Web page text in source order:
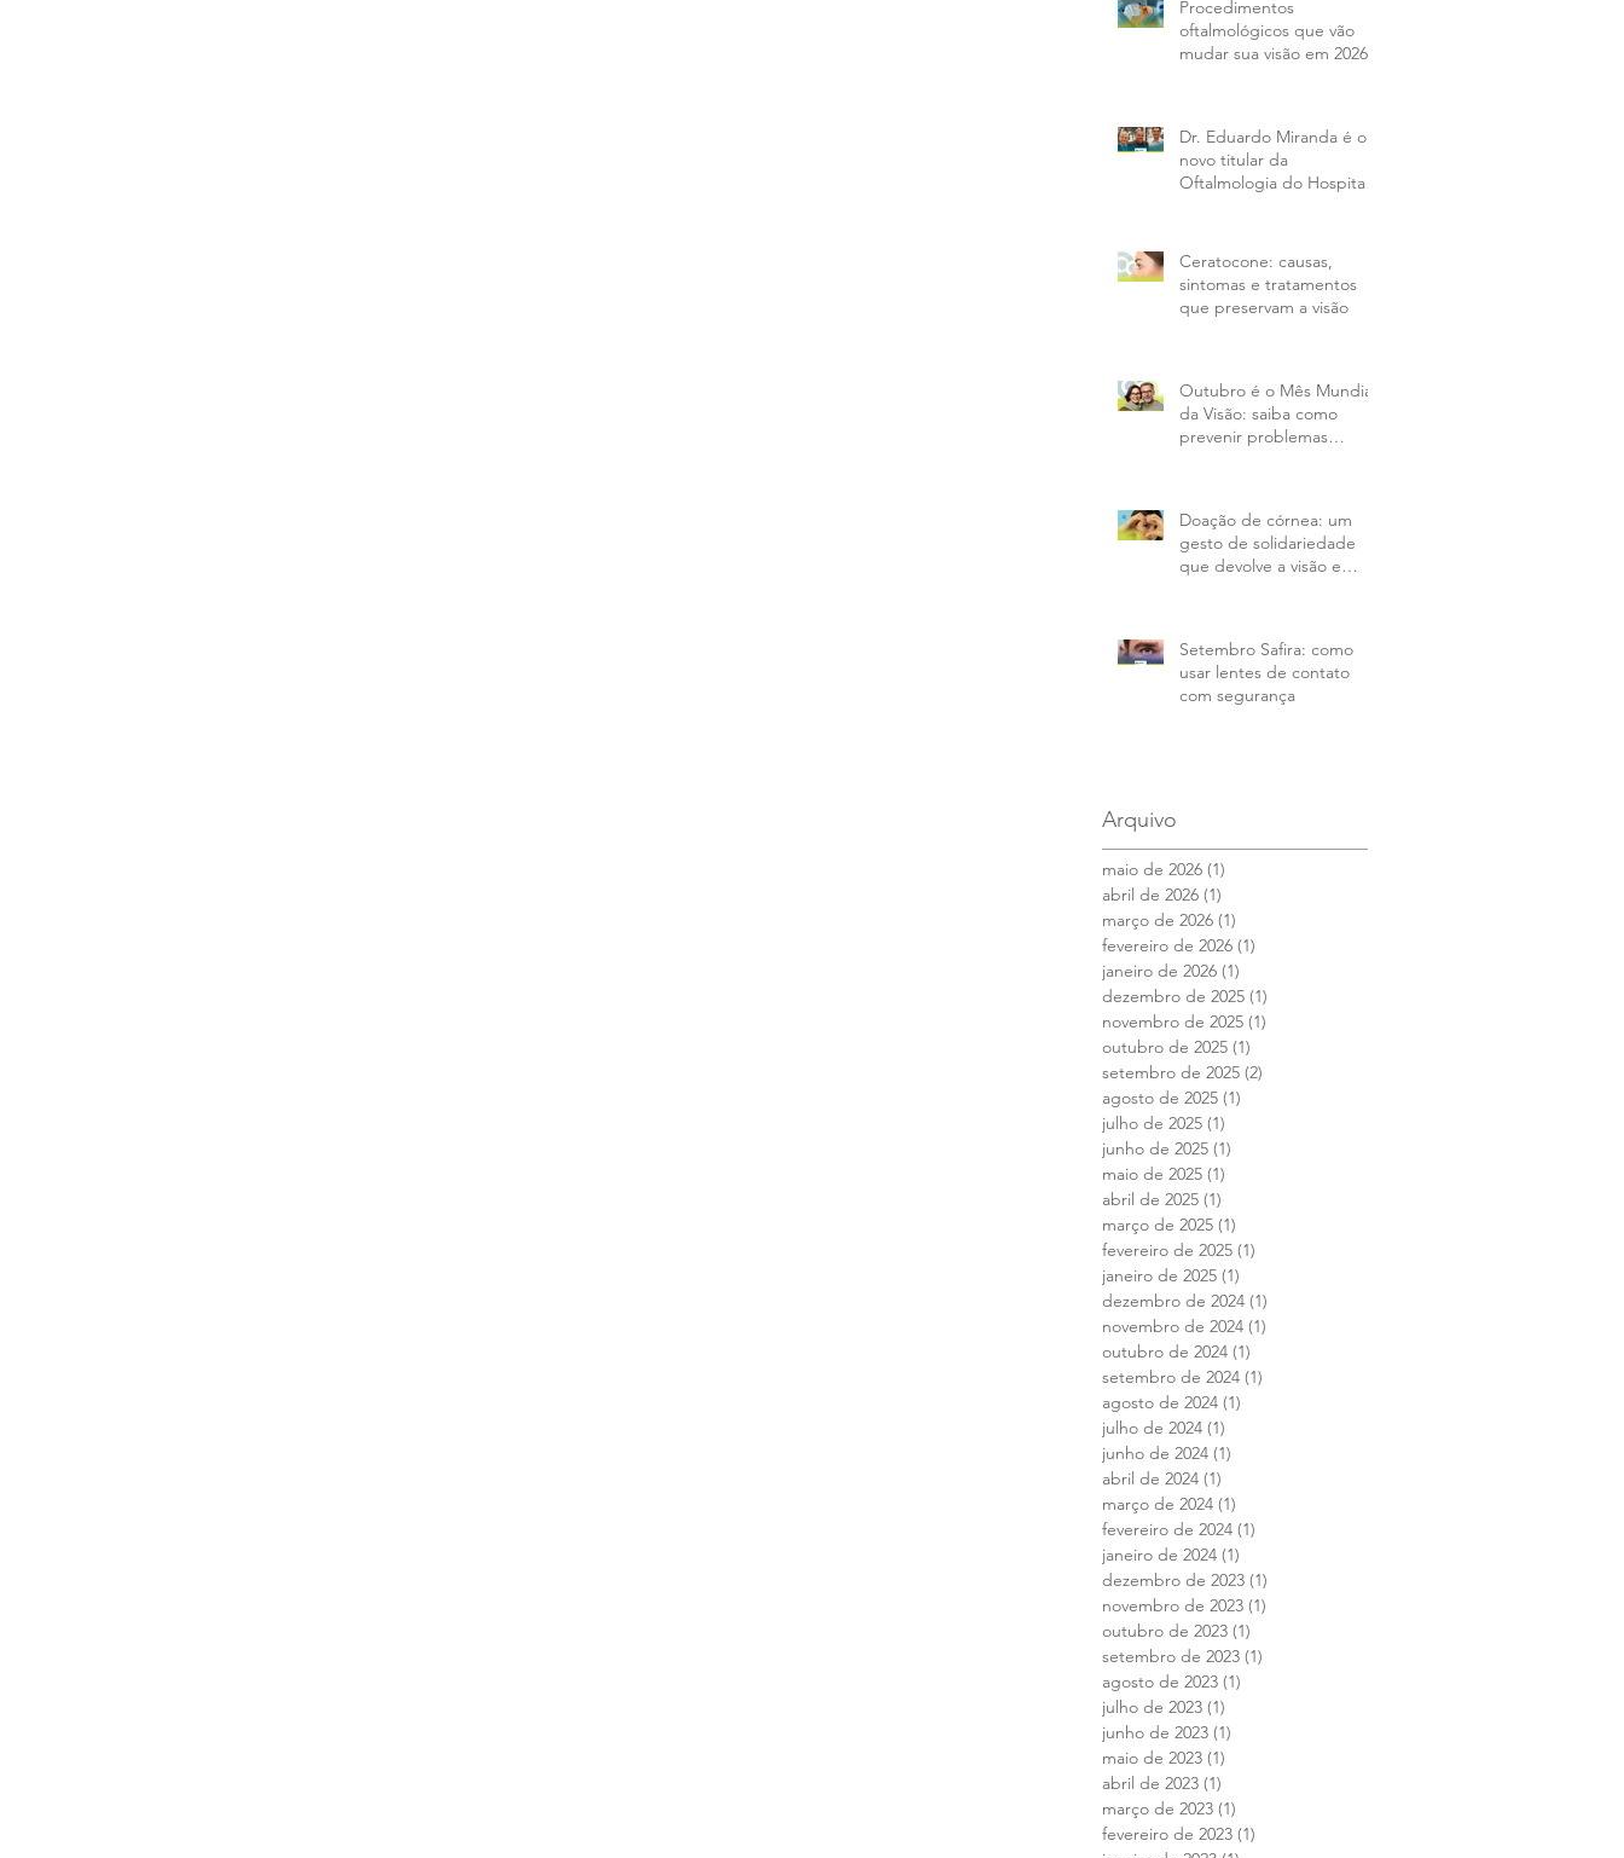
Procedimentos
oftalmológicos que vão
mudar sua visão em 2026
Dr. Eduardo Miranda é o
novo titular da
Oftalmologia do Hospital
Ceratocone: causas,
sintomas e tratamentos
que preservam a visão
Outubro é o Mês Mundial
da Visão: saiba como
prevenir problemas
Doação de córnea: um
gesto de solidariedade
que devolve a visão e
Setembro Safira: como
usar lentes de contato
com segurança
Arquivo
maio de 2026 (1)
abril de 2026 (1)
março de 2026 (1)
fevereiro de 2026 (1)
janeiro de 2026 (1)
dezembro de 2025 (1)
novembro de 2025 (1)
outubro de 2025 (1)
setembro de 2025 (2)
agosto de 2025 (1)
julho de 2025 (1)
junho de 2025 (1)
maio de 2025 (1)
abril de 2025 (1)
março de 2025 (1)
fevereiro de 2025 (1)
janeiro de 2025 (1)
dezembro de 2024 (1)
novembro de 2024 (1)
outubro de 2024 (1)
setembro de 2024 (1)
agosto de 2024 (1)
julho de 2024 (1)
junho de 2024 (1)
abril de 2024 (1)
março de 2024 (1)
fevereiro de 2024 (1)
janeiro de 2024 (1)
dezembro de 2023 (1)
novembro de 2023 (1)
outubro de 2023 (1)
setembro de 2023 (1)
agosto de 2023 (1)
julho de 2023 (1)
junho de 2023 (1)
maio de 2023 (1)
abril de 2023 (1)
março de 2023 (1)
fevereiro de 2023 (1)